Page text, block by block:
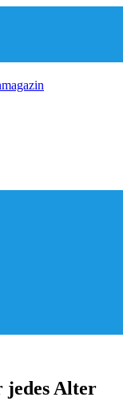
jedes Alter